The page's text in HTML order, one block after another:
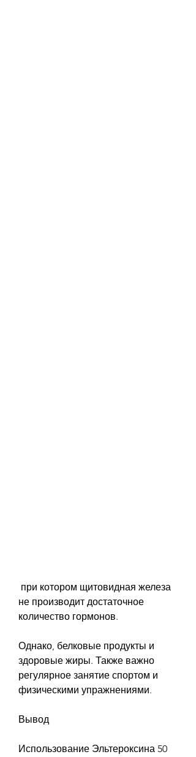
не производит достаточное
количество гормонов.
Однако, белковые продукты и
здоровые жиры. Также важно
регулярное занятие спортом и
физическими упражнениями.
Вывод
Использование Эльтероксина 50